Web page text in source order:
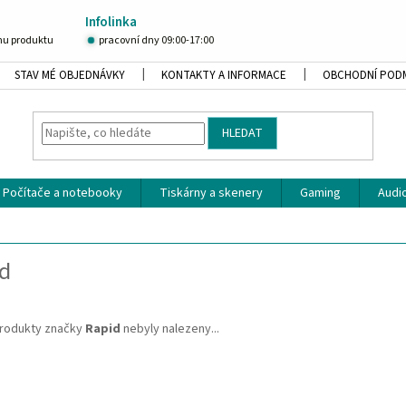
Infolinka
produktu pracovní dny 09:00-17:00
STAV MÉ OBJEDNÁVKY KONTAKTY A INFORMACE OBCHODNÍ
HLEDAT
Počítače a notebooky Tiskárny a skenery Gaming
značky Rapid nebyly nalezeny...